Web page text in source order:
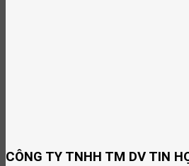
CÔNG TY TNHH TM DV TIN